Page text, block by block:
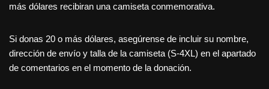
más dólares recibiran una camiseta conmemorativa.
Si donas 20 o más dólares, asegúrense de incluir su nombre,
dirección de envío y talla de la camiseta (S-4XL) en el apartado
de comentarios en el momento de la donación.